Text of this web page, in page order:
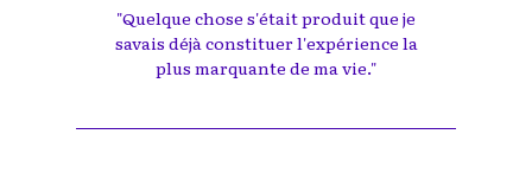
"Quelque chose s'était produit que je
savais déjà constituer l'expérience la
plus marquante de ma vie."